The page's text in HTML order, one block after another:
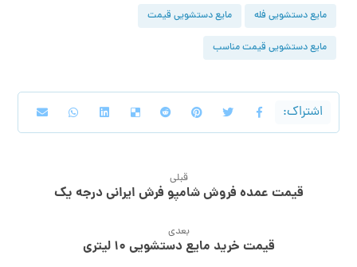
مایع دستشویی فله مایع دستشویی قیمت
مایع دستشویی قیمت مناسب
قبلی
قیمت عمده فروش شامپو فرش ایرانی درجه یک
بعدی
قیمت خرید مایع دستشویی ۱۰ لیتری